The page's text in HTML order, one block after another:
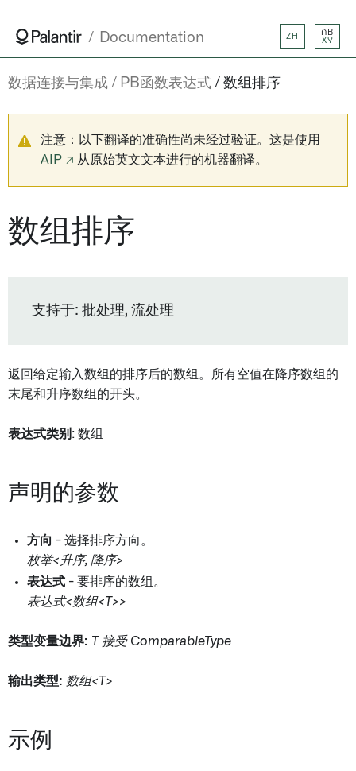
Documentation ZH
AB
XY
数据连接与集成 PB函数表达式 数组排序
注意：以下翻译的准确性尚未经过验证。这是使用
AIP ↗ 从原始英文文本进行的机器翻译。
数组排序
支持于: 批处理, 流处理
返回给定输入数组的排序后的数组。所有空值在降序数组的
末尾和升序数组的开头。
表达式类别 : 数组
声明的参数
方向 - 选择排序方向。
枚举<升序, 降序>
表达式 - 要排序的数组。
表达式<数组<T>>
类型变量边界: T 接受 ComparableType
输出类型: 数组<T>
示例